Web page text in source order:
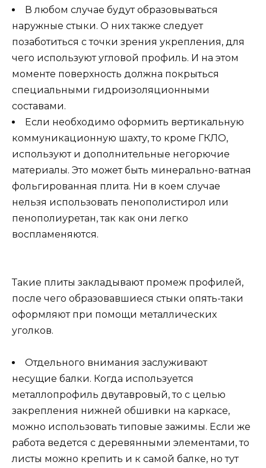
В любом случае будут образовываться
наружные стыки. О них также следует
позаботиться с точки зрения укрепления, для
чего используют угловой профиль. И на этом
моменте поверхность должна покрыться
специальными гидроизоляционными
составами.
Если необходимо оформить вертикальную
коммуникационную шахту, то кроме ГКЛО,
используют и дополнительные негорючие
материалы. Это может быть минерально-ватная
фольгированная плита. Ни в коем случае
нельзя использовать пенополистирол или
пенополиуретан, так как они легко
воспламеняются.
Такие плиты закладывают промеж профилей,
после чего образовавшиеся стыки опять-таки
оформляют при помощи металлических
уголков.
Отдельного внимания заслуживают
несущие балки. Когда используется
металлопрофиль двутавровый, то с целью
закрепления нижней обшивки на каркасе,
можно использовать типовые зажимы. Если же
работа ведется с деревянными элементами, то
листы можно крепить и к самой балке, но тут